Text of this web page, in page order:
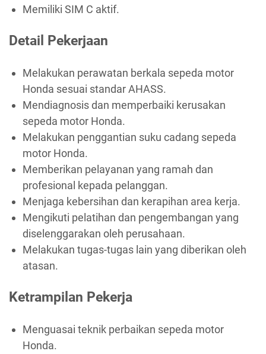
Memiliki SIM C aktif.
Detail Pekerjaan
Melakukan perawatan berkala sepeda motor
Honda sesuai standar AHASS.
Mendiagnosis dan memperbaiki kerusakan
sepeda motor Honda.
Melakukan penggantian suku cadang sepeda
motor Honda.
Memberikan pelayanan yang ramah dan
profesional kepada pelanggan.
Menjaga kebersihan dan kerapihan area kerja.
Mengikuti pelatihan dan pengembangan yang
diselenggarakan oleh perusahaan.
Melakukan tugas-tugas lain yang diberikan oleh
atasan.
Ketrampilan Pekerja
Menguasai teknik perbaikan sepeda motor
Honda.